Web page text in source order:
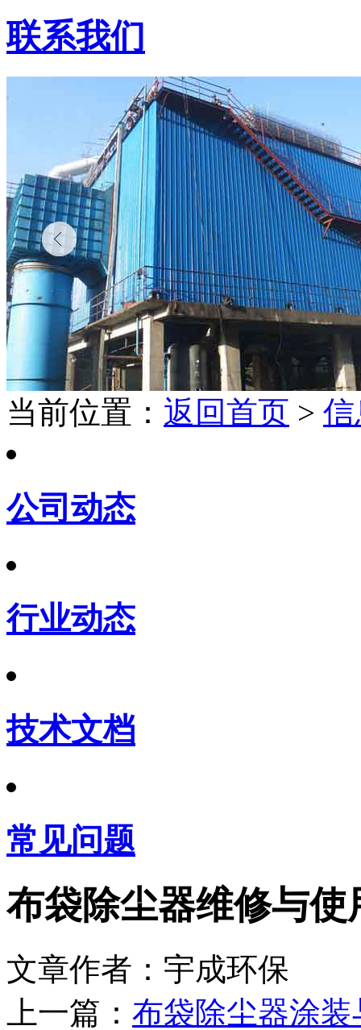
联系我们
当前位置： 返回首页 >
公司动态
行业动态
技术文档
常见问题
布袋除尘器维修与使
文章作者：宇成环保
上一篇： 布袋除尘器涂